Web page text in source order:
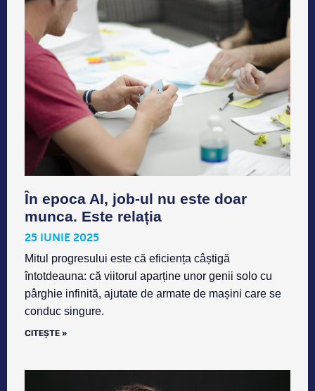
În epoca AI, job-ul nu este doar
munca. Este relația
25 IUNIE 2025
Mitul progresului este că eficiența câștigă
întotdeauna: că viitorul aparține unor genii solo cu
pârghie infinită, ajutate de armate de mașini care se
conduc singure.
CITEȘTE »